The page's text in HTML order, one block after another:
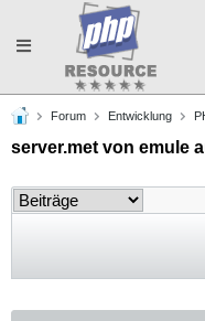
Toggle
navigation
Forum Entwicklung
server.met von emule